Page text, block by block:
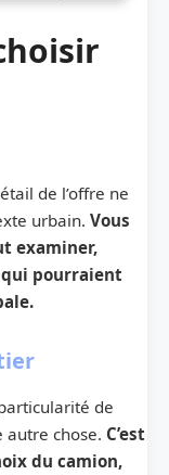
de l’offre ne
urbain. Vous
examiner,
pourraient
de
autre chose. C’est
du camion,